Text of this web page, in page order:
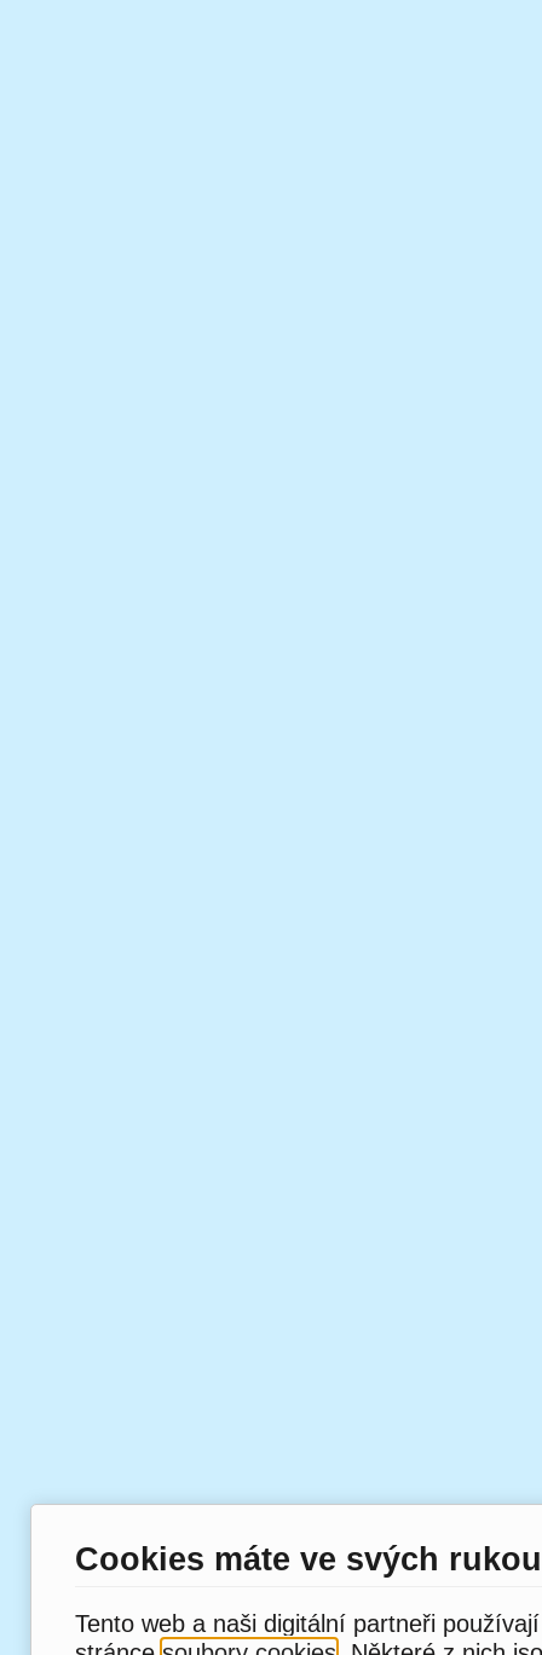
Cookies máte ve svých rukou
Tento web a naši digitální partneři